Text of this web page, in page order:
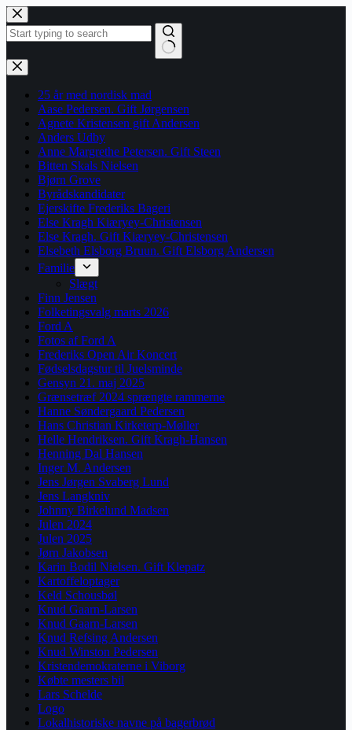
Fortsæt
til
indhold
Ingen
resultater
25 år med nordisk mad
Aase Pedersen. Gift Jørgensen
Agnete Kristensen gift Andersen
Anders Udby
Anne Margrethe Petersen. Gift Steen
Bitten Skals Nielsen
Bjørn Grove
Byrådskandidater
Ejerskifte Frederiks Bageri
Else Kragh Kiæryey-Christensen
Else Kragh. Gift Kiæryey-Christensen
Elsebeth Elsborg Bruun. Gift Elsborg Andersen
Familie
Slægt
Finn Jensen
Folketingsvalg marts 2026
Ford A
Fotos af Ford A
Frederiks Open Air Koncert
Fødselsdagstur til Juelsminde
Gensyn 21. maj 2025
Grænsetræf 2024 sprængte rammerne
Hanne Søndergaard Pedersen
Hans Christian Kirketerp-Møller
Helle Hendriksen. Gift Kragh-Hansen
Henning Dal Hansen
Inger M. Andersen
Jens Jørgen Svaberg Lund
Jens Langkniv
Johnny Birkelund Madsen
Julen 2024
Julen 2025
Jørn Jakobsen
Karin Bodil Nielsen. Gift Klepatz
Kartoffeloptager
Keld Schousbøl
Knud Gaarn-Larsen
Knud Gaarn-Larsen
Knud Refsing Andersen
Knud Winston Pedersen
Kristendemokraterne i Viborg
Købte mesters bil
Lars Schelde
Logo
Lokalhistoriske navne på bagerbrød